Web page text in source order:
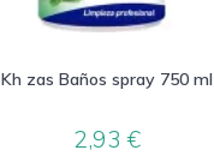
Kh zas Baños spray 750 ml
2,93€